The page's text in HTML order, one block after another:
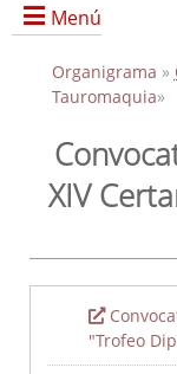
Menú
Convocatoria
Diputación de
Información
Actividades
Plazas de Toros
Ganaderías
Eventos taurinos
Organigrama »
Tauromaquia»
XIV
"Trofeo